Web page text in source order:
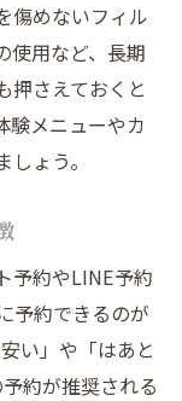
傷めないフィル
使用など、長期
押さえておくと
験メニューやカ
ょう。
予約やLINE予約
予約できるのが
い」や「はあと
約が推奨される